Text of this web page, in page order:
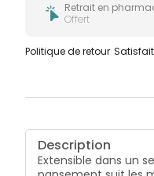
Retrait en
Offert
Politique de retour
Description
Extensible dans un